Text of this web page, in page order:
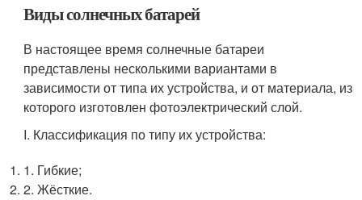
Виды солнечных батарей
В настоящее время солнечные батареи
представлены несколькими вариантами в
зависимости от типа их устройства, и от материала, из
которого изготовлен фотоэлектрический слой.
I. Классификация по типу их устройства:
1. Гибкие;
2. Жёсткие.